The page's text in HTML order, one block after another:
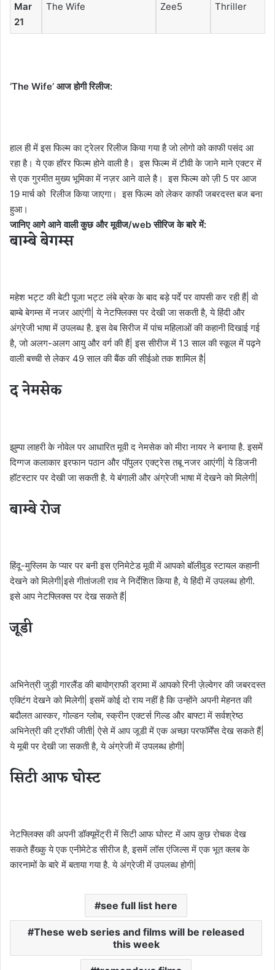
Mar
21
The Wife Zee5 Thriller
‘The Wife’ आज होगी रिलीज:
हाल ही में इस फिल्म का ट्रेलर रिलीज किया गया है जो लोगो को काफी पसंद आ
रहा है। ये एक हॉरर फिल्म होने वाली है। इस फिल्म में टीवी के जाने माने एक्टर में
से एक गुरमीत मुख्य भूमिका में नज़र आने वाले है। इस फिल्म को ज़ी 5 पर आज
19 मार्च को रिलीज किया जाएगा। इस फिल्म को लेकर काफी जबरदस्त बज बना
हुआ।
जानिए आगे आने वाली कुछ और मूवीज/web सीरिज के बारे में:
बाम्बे बेगम्स
महेश भट्ट की बेटी पूजा भट्ट लंबे ब्रेक के बाद बड़े पर्दे पर वापसी कर रही हैं| वो
बाम्बे बेगम्स में नजर आएंगी| ये नेटफ्लिक्स पर देखी जा सकती है, ये हिंदी और
अंग्रेजी भाषा में उपलब्ध है. इस वेब सिरीज में पांच महिलाओं की कहानी दिखाई गई
है, जो अलग-अलग आयु और वर्ग की हैं| इस सीरीज में 13 साल की स्कूल में पढ़ने
वाली बच्ची से लेकर 49 साल की बैंक की सीईओ तक शामिल है|
द नेमसेक
झुम्पा लाहरी के नोवेल पर आधारित मूवी द नेमसेक को ​मीरा नायर ने बनाया है. इसमें
दिग्गज कलाकार इरफान पठान और पॉपुलर एक्ट्रेस तबू नजर आएंगी| ये डि​जनी
हॉटस्टार पर देखी जा सकती है. ये बंगाली और अंग्रेजी भाषा में देखने को मिलेगी|
बाम्बे रोज
​हिंदू-मुस्लिम के प्यार पर बनी इस एनिमेटेड मूवी में आपको बॉलीवुड स्टायल कहानी
देखने को मिलेगी|इसे गीतांजली राव ने निर्देशित किया है, ये हिंदी में उपलब्ध होगी.
इसे आप नेटफ्लिक्स पर देख सकते हैं|
जूडी
अभिनेत्री जुड़ी गारलैंड की बायोग्राफी ड्रामा में आपको रिनी ज़ेल्वेगर की जबरदस्त
एक्टिंग देखने को मिलेगी| इसमें कोई दो राय नहीं है कि उन्होंने अपनी मेहनत की
बदौलत आस्कर, गोल्डन ग्लोब, स्क्रीन एक्टर्स गिल्ड और बाफ्टा में सर्वश्रेष्ठ
अभिनेत्री की ट्रॉफी जीती| ऐसे में आप जूडी में एक अच्छा परफॉर्मेंस देख सकते हैं|
ये मूबी पर देखी जा सकती है, ये अंग्रेजी में उपलब्ध होगी|
सिटी आफ घोस्ट
नेटफ्लिक्स की अपनी डॉक्यूमेंट्री में सिटी आफ घोस्ट में आप कुछ रोचक देख
सकते हैंख्कु ये एक एनीमेटेड सीरीज है, इसमें लॉस एंजिल्स में एक भूत क्लब के
कारनामों के बारे में बताया गया है. ये अंग्रेजी में उपलब्ध होगी|
see full list here
These web series and films will be released
this week